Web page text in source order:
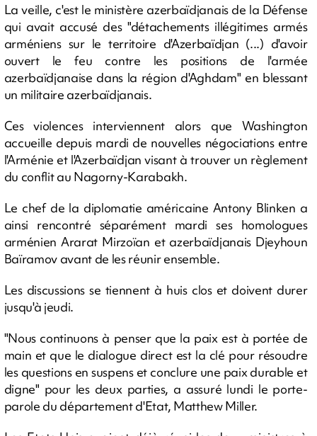
La veille, c'est le ministère azerbaïdjanais de la Défense
qui avait accusé des "détachements illégitimes armés
arméniens sur le territoire d'Azerbaïdjan (...) d'avoir
ouvert le feu contre les positions de l'armée
azerbaïdjanaise dans la région d'Aghdam" en blessant
un militaire azerbaïdjanais.
Ces violences interviennent alors que Washington
accueille depuis mardi de nouvelles négociations entre
l'Arménie et l'Azerbaïdjan visant à trouver un règlement
du conflit au Nagorny-Karabakh.
Le chef de la diplomatie américaine Antony Blinken a
ainsi rencontré séparément mardi ses homologues
arménien Ararat Mirzoïan et azerbaïdjanais Djeyhoun
Baïramov avant de les réunir ensemble.
Les discussions se tiennent à huis clos et doivent durer
jusqu'à jeudi.
"Nous continuons à penser que la paix est à portée de
main et que le dialogue direct est la clé pour résoudre
les questions en suspens et conclure une paix durable et
digne" pour les deux parties, a assuré lundi le porte-
parole du département d'Etat, Matthew Miller.